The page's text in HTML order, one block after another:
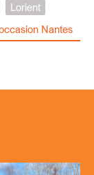
Lorient
Nantes